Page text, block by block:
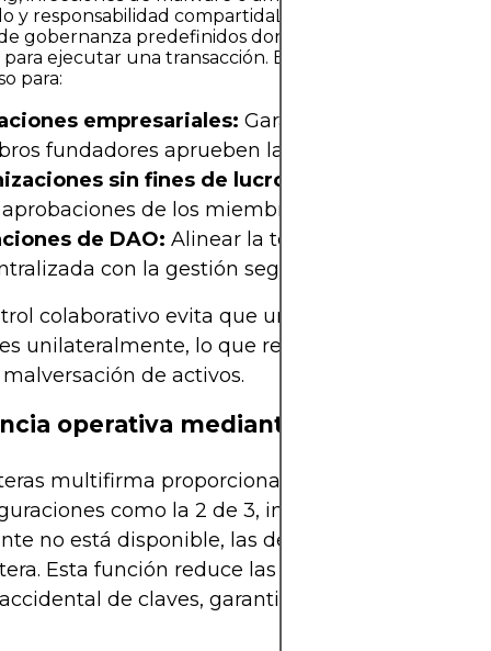
y responsabilidad compartidaLas billeteras
gobernanza predefinidos donde varios usuarios
ejecutar una transacción. Esto es particularmente
para:
empresariales: Garantizar que todos los
fundadores aprueben las transferencias de
sin fines de lucro:
de los miembros de la junta
de DAO: Alinear la toma de decisiones
con la gestión segura de fondos.
colaborativo evita que un solo usuario tome
unilateralmente, lo que reduce el riesgo de
de activos.
operativa mediante redundancia
multifirma proporcionan una capa de
como la 2 de 3, incluso si se pierde
no está disponible, las demás partes pueden
Esta función reduce las preocupaciones
de claves, garantizando la